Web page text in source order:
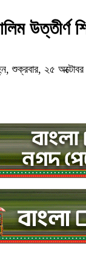
উত্তীর্ণ
শুক্রবার, ২৫